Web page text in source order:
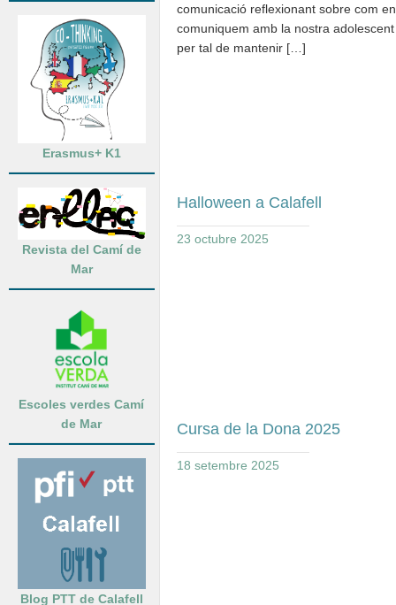
Erasmus+ K1
Revista del Camí de
Mar
Escoles verdes Camí
de Mar
Blog PTT de Calafell
comunicació reflexionant sobre com
comuniquem amb la nostra adolescent
per tal de mantenir […]
Halloween a Calafell
23 octubre 2025
Cursa de la Dona 2025
18 setembre 2025